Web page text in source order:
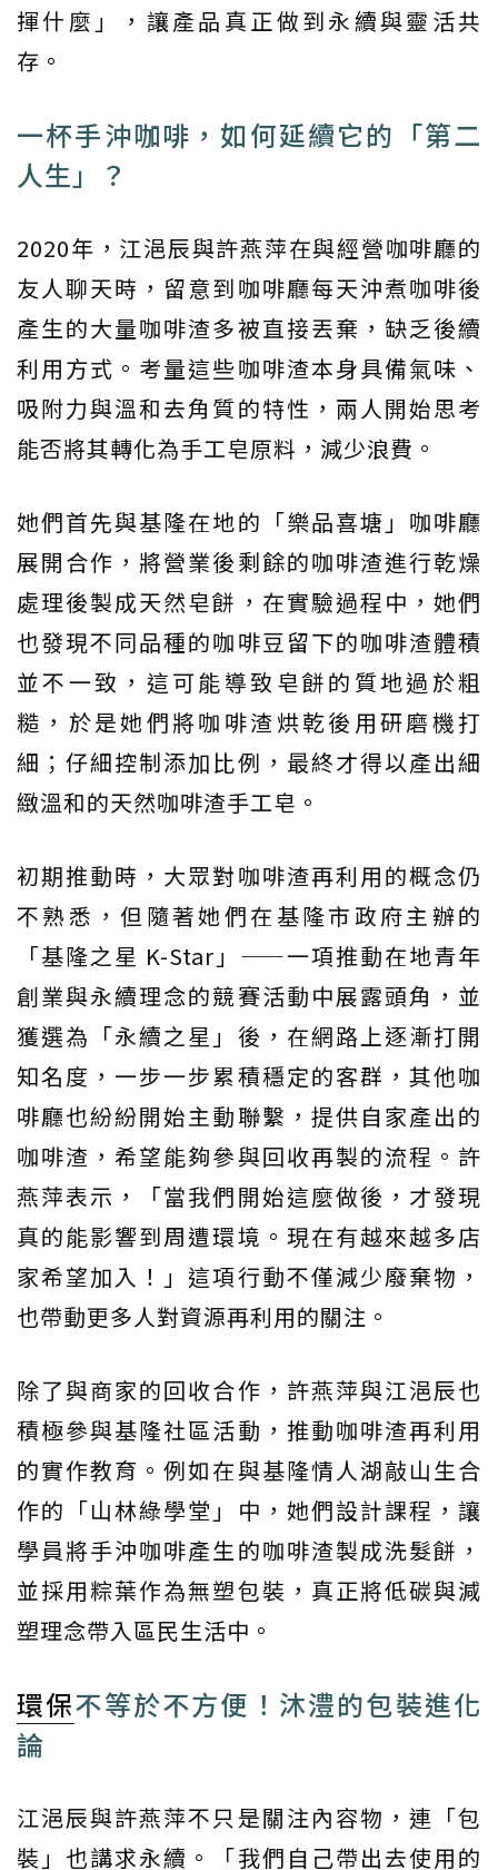
揮什麼」，讓產品真正做到永續與靈活共
存。
一杯手沖咖啡，如何延續它的「第二
人生」？
2020年，江浥辰與許燕萍在與經營咖啡廳的
友人聊天時，留意到咖啡廳每天沖煮咖啡後
產生的大量咖啡渣多被直接丟棄，缺乏後續
利用方式。考量這些咖啡渣本身具備氣味、
吸附力與溫和去角質的特性，兩人開始思考
能否將其轉化為手工皂原料，減少浪費。
她們首先與基隆在地的「樂品喜塘」咖啡廳
展開合作，將營業後剩餘的咖啡渣進行乾燥
處理後製成天然皂餅，在實驗過程中，她們
也發現不同品種的咖啡豆留下的咖啡渣體積
並不一致，這可能導致皂餅的質地過於粗
糙，於是她們將咖啡渣烘乾後用研磨機打
細；仔細控制添加比例，最終才得以產出細
緻溫和的天然咖啡渣手工皂。
初期推動時，大眾對咖啡渣再利用的概念仍
不熟悉，但隨著她們在基隆市政府主辦的
「基隆之星 K-Star」——一項推動在地青年
創業與永續理念的競賽活動中展露頭角，並
獲選為「永續之星」後，在網路上逐漸打開
知名度，一步一步累積穩定的客群，其他咖
啡廳也紛紛開始主動聯繫，提供自家產出的
咖啡渣，希望能夠參與回收再製的流程。許
燕萍表示，「當我們開始這麼做後，才發現
真的能影響到周遭環境。現在有越來越多店
家希望加入！」這項行動不僅減少廢棄物，
也帶動更多人對資源再利用的關注。
除了與商家的回收合作，許燕萍與江浥辰也
積極參與基隆社區活動，推動咖啡渣再利用
的實作教育。例如在與基隆情人湖敲山生合
作的「山林綠學堂」中，她們設計課程，讓
學員將手沖咖啡產生的咖啡渣製成洗髮餅，
並採用粽葉作為無塑包裝，真正將低碳與減
塑理念帶入區民生活中。
環保不等於不方便！沐澧的包裝進化
論
江浥辰與許燕萍不只是關注內容物，連「包
裝」也講求永續。「我們自己帶出去使用的